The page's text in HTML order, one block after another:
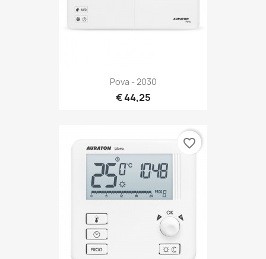
Pova - 2030
€ 44,25
favorite_border